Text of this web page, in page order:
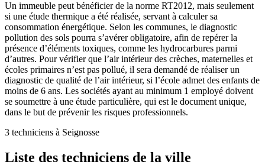
Un immeuble peut bénéficier de la norme RT2012, mais seulement
si une étude thermique a été réalisée, servant à calculer sa
consommation énergétique. Selon les communes, le diagnostic
pollution des sols pourra s’avérer obligatoire, afin de repérer la
présence d’éléments toxiques, comme les hydrocarbures parmi
d’autres. Pour vérifier que l’air intérieur des crèches, maternelles et
écoles primaires n’est pas pollué, il sera demandé de réaliser un
diagnostic de qualité de l’air intérieur, si l’école admet des enfants de
moins de 6 ans. Les sociétés ayant au minimum 1 employé doivent
se soumettre à une étude particulière, qui est le document unique,
dans le but de prévenir les risques professionnels.
3 techniciens à Seignosse
Liste des techniciens de la ville